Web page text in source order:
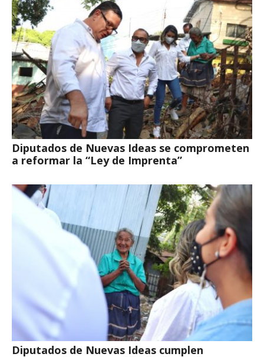
Diputados de Nuevas Ideas se comprometen
a reformar la “Ley de Imprenta”
Diputados de Nuevas Ideas cumplen